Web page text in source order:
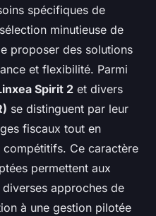
spécifiques de
minutieuse de
proposer des solutions
et flexibilité. Parmi
Spirit 2 et divers
se distinguent par leur
fiscaux tout en
compétitifs. Ce caractère
permettent aux
approches de
à une gestion pilotée